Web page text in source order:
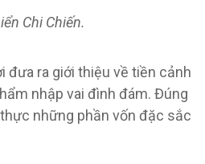
Chi Chiến.
đưa ra giới thiệu về tiền cảnh
nhập vai đình đám. Đúng
những phần vốn đặc sắc